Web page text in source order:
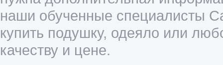
наши обученные специалисты
купить подушку, одеяло или
качеству и цене.